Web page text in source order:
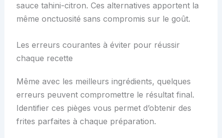
sauce tahini-citron. Ces alternatives apportent la
même onctuosité sans compromis sur le goût.
Les erreurs courantes à éviter pour réussir
chaque recette
Même avec les meilleurs ingrédients, quelques
erreurs peuvent compromettre le résultat final.
Identifier ces pièges vous permet d’obtenir des
frites parfaites à chaque préparation.